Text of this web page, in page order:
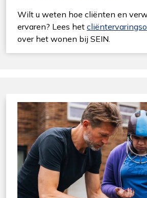
Wilt u weten hoe cliënten en
ervaren? Lees het
over het wonen bij SEIN.